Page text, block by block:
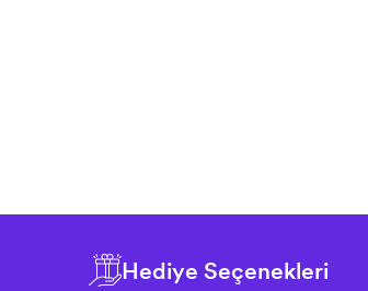
Hediye Seçenekleri